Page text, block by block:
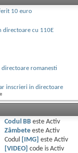
10 euro
directoare cu 110E
romanesti
inscrieri in directoare
Codul BBeste Activ
Zâmbeteeste Activ
Codul
[IMG] este Activ
[VIDEO]
code is Activ